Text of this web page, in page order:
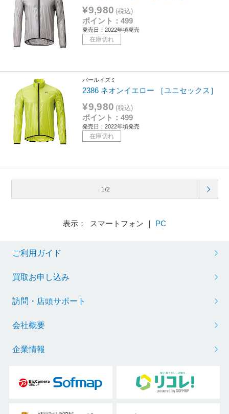
¥9,980 (税込)
ポイント：499
発売日：2022年頃発売
在庫切れ
パールイズミ
2386 ネオンイエロー ［ユニセックス］
¥9,980 (税込)
ポイント：499
発売日：2022年頃発売
在庫切れ
1/2
表示： スマートフォン ｜ PC
ご利用ガイド
買取お申し込み
訪問・店頭サポート
会社概要
企業情報